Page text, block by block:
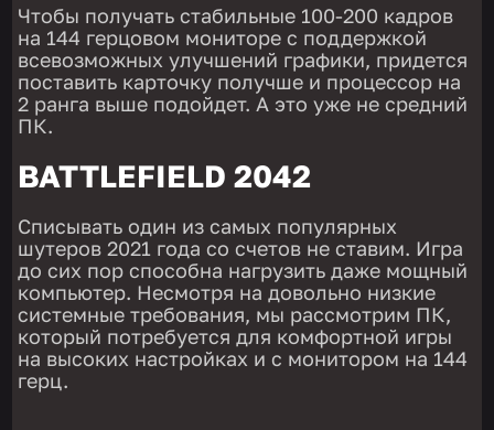
Чтобы получать стабильные 100-200 кадров
на 144 герцовом мониторе с поддержкой
всевозможных улучшений графики, придется
поставить карточку получше и процессор на
2 ранга выше подойдет. А это уже не средний
ПК.
BATTLEFIELD 2042
Списывать один из самых популярных
шутеров 2021 года со счетов не ставим. Игра
до сих пор способна нагрузить даже мощный
компьютер. Несмотря на довольно низкие
системные требования, мы рассмотрим ПК,
который потребуется для комфортной игры
на высоких настройках и с монитором на 144
герц.